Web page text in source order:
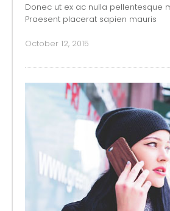
Donec ut ex ac nulla pellentesque
Praesent placerat sapien mauris
October 12, 2015